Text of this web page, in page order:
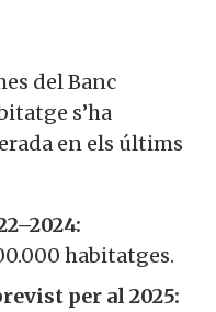
del Banc
s’ha
en els últims
habitatges.
per al 2025: